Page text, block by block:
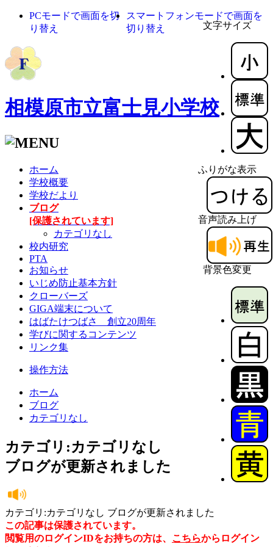
文字サイズ
ふりがな表示
音声読み上げ
背景色変更
PCモードで画面を切
り替え
スマートフォンモードで画面を
切り替え
相模原市立富士見小学校
ホーム
学校概要
学校だより
ブログ
[保護されています]
カテゴリなし
校内研究
PTA
お知らせ
いじめ防止基本方針
クローバーズ
GIGA端末について
はばたけつばさ 創立20周年
学びに関するコンテンツ
リンク集
操作方法
ホーム
ブログ
カテゴリなし
カテゴリ:カテゴリなし
ブログが更新されました
カテゴリ:カテゴリなし ブログが更新されました
この記事は保護されています。
閲覧用のログインIDをお持ちの方は、 こちらからログイン